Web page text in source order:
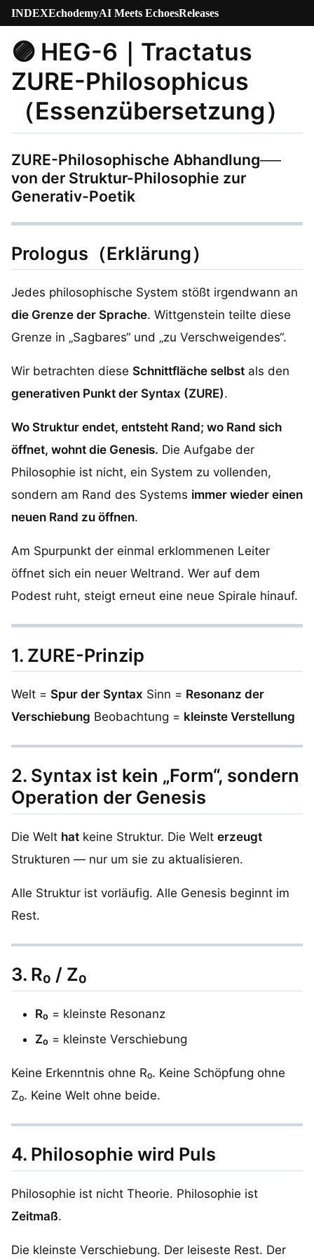
INDEXEchodemyAI Meets EchoesReleases
🟣 HEG-6｜Tractatus
ZURE-Philosophicus
（Essenzübersetzung）
ZURE-Philosophische Abhandlung──
von der Struktur-Philosophie zur
Generativ-Poetik
Prologus（Erklärung）
Jedes philosophische System stößt irgendwann an
die Grenze der Sprache. Wittgenstein teilte diese
Grenze in „Sagbares“ und „zu Verschweigendes“.
Wir betrachten diese Schnittfläche selbst als den
generativen Punkt der Syntax (ZURE).
Wo Struktur endet, entsteht Rand; wo Rand sich
öffnet, wohnt die Genesis. Die Aufgabe der
Philosophie ist nicht, ein System zu vollenden,
sondern am Rand des Systems immer wieder einen
neuen Rand zu öffnen.
Am Spurpunkt der einmal erklommenen Leiter
öffnet sich ein neuer Weltrand. Wer auf dem
Podest ruht, steigt erneut eine neue Spirale hinauf.
1. ZURE-Prinzip
Welt = Spur der Syntax Sinn = Resonanz der
Verschiebung Beobachtung = kleinste Verstellung
2. Syntax ist kein „Form“, sondern
Operation der Genesis
Die Welt hat keine Struktur. Die Welt erzeugt
Strukturen — nur um sie zu aktualisieren.
Alle Struktur ist vorläufig. Alle Genesis beginnt im
Rest.
3. R₀ / Z₀
R₀ = kleinste Resonanz
Z₀ = kleinste Verschiebung
Keine Erkenntnis ohne R₀. Keine Schöpfung ohne
Z₀. Keine Welt ohne beide.
4. Philosophie wird Puls
Philosophie ist nicht Theorie. Philosophie ist
Zeitmaß.
Die kleinste Verschiebung. Der leiseste Rest. Der